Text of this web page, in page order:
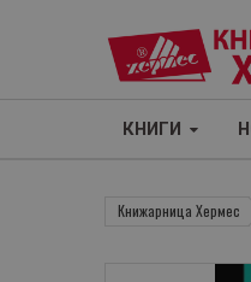
КНИГИ
Книжарница Хермес